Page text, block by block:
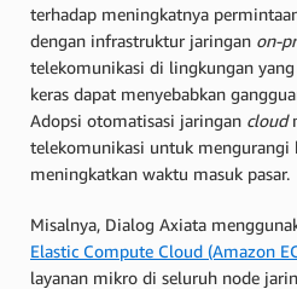
terhadap meningkatnya
dengan infrastruktur jaringan on-
telekomunikasi di lingkungan
keras dapat menyebabkan
Adopsi otomatisasi jaringan cloud
telekomunikasi untuk mengurangi
meningkatkan waktu masuk pasar.
Misalnya, Dialog Axiata
Elastic Compute Cloud (Amazon
layanan mikro di seluruh node